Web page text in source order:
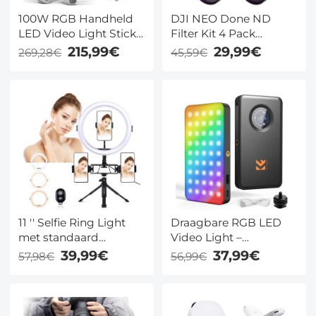
100W RGB Handheld
LED Video Light Stick
2700K-6500K CRI 96+
269,28€ 215,99€
DJI NEO Done ND
Filter Kit 4 Pack
ND8+ND16+ND32+ND64
Coated HD Optisch
Glas / Aluminium
Frame
45,59€ 29,99€
11 '' Selfie Ring Light
met standaard
telefoonhouder voor
Vlog Camera Video
Self-Portrait Makeup
Shooting
57,98€ 39,99€
Draagbare RGB LED
Video Light –
Oplaadbare
Videolamp 5000mAh,
Content Creatie – K&F
56,99€ 37,99€